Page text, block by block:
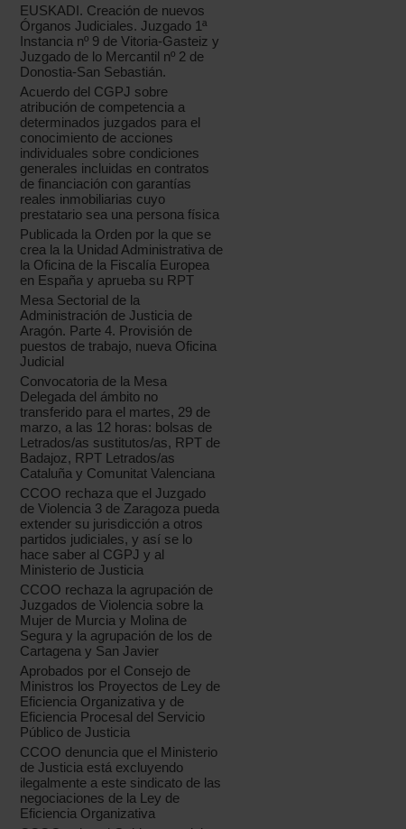
EUSKADI. Creación de nuevos
Órganos Judiciales. Juzgado 1ª
Instancia nº 9 de Vitoria-Gasteiz y
Juzgado de lo Mercantil nº 2 de
Donostia-San Sebastián.
Acuerdo del CGPJ sobre
atribución de competencia a
determinados juzgados para el
conocimiento de acciones
individuales sobre condiciones
generales incluidas en contratos
de financiación con garantías
reales inmobiliarias cuyo
prestatario sea una persona física
Publicada la Orden por la que se
crea la la Unidad Administrativa de
la Oficina de la Fiscalía Europea
en España y aprueba su RPT
Mesa Sectorial de la
Administración de Justicia de
Aragón. Parte 4. Provisión de
puestos de trabajo, nueva Oficina
Judicial
Convocatoria de la Mesa
Delegada del ámbito no
transferido para el martes, 29 de
marzo, a las 12 horas: bolsas de
Letrados/as sustitutos/as, RPT de
Badajoz, RPT Letrados/as
Cataluña y Comunitat Valenciana
CCOO rechaza que el Juzgado
de Violencia 3 de Zaragoza pueda
extender su jurisdicción a otros
partidos judiciales, y así se lo
hace saber al CGPJ y al
Ministerio de Justicia
CCOO rechaza la agrupación de
Juzgados de Violencia sobre la
Mujer de Murcia y Molina de
Segura y la agrupación de los de
Cartagena y San Javier
Aprobados por el Consejo de
Ministros los Proyectos de Ley de
Eficiencia Organizativa y de
Eficiencia Procesal del Servicio
Público de Justicia
CCOO denuncia que el Ministerio
de Justicia está excluyendo
ilegalmente a este sindicato de las
negociaciones de la Ley de
Eficiencia Organizativa